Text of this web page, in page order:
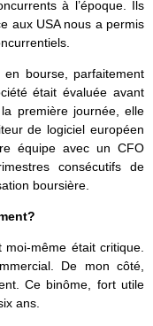
à l’époque. Ils
aux USA nous a permis
bourse, parfaitement
était évaluée avant
première journée, elle
de logiciel européen
équipe avec un CFO
consécutifs de
boursière.
même était critique.
De mon côté,
Ce binôme, fort utile
ans.